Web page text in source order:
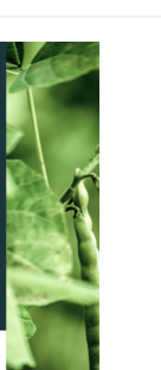
de Riesgo
de